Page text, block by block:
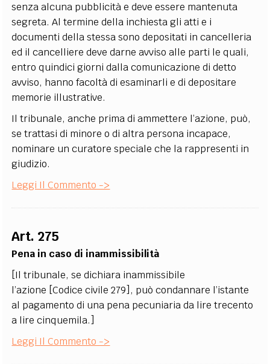
senza alcuna pubblicità e deve essere mantenuta
segreta. Al termine della inchiesta gli atti e i
documenti della stessa sono depositati in cancelleria
ed il cancelliere deve darne avviso alle parti le quali,
entro quindici giorni dalla comunicazione di detto
avviso, hanno facoltà di esaminarli e di depositare
memorie illustrative.
Il tribunale, anche prima di ammettere l’azione, può,
se trattasi di minore o di altra persona incapace,
nominare un curatore speciale che la rappresenti in
giudizio.
Leggi Il Commento ->
Art. 275
Pena in caso di inammissibilità
[Il tribunale, se dichiara inammissibile
l’azione [Codice civile 279], può condannare l’istante
al pagamento di una pena pecuniaria da lire trecento
a lire cinquemila.]
Leggi Il Commento ->